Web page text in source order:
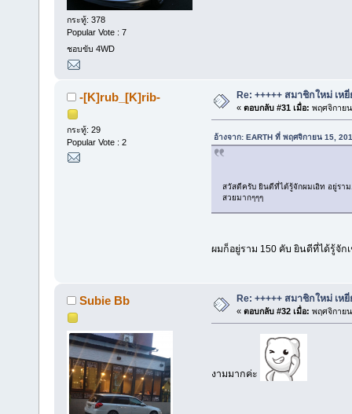
กระทู้: 378
Popular Vote : 7
ชอบขับ 4WD
-[K]rub_[K]rib-
กระทู้: 29
Popular Vote : 2
Re: +++++ สมาชิกใหม่ เห
« ตอบกลับ #31 เมื่อ: พฤศจิกาย
อ้างจาก: EARTH ที่ พฤศจิกายน 15,
สวัสดีครับ ยินดีที่ได้รู้จักผมเอิท อยู่รา
สวยมากๆๆๆ
ผมก็อยู่ราม 150 คับ ยินดีที่ได้รู้จัก
Subie Bb Re: +++++ สมาชิกใหม่ เห
« ตอบกลับ #32 เมื่อ: พฤศจิกาย
งามมากค่ะ